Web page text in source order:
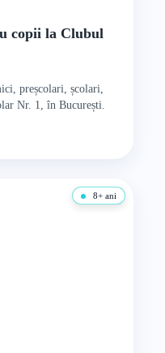
copii la Clubul
preșcolari, școlari,
Nr. 1, în București.
8+ ani